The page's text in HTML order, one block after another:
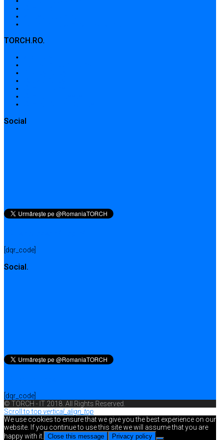
TORCH.RO.
Social
[dqr_code]
Social.
[dqr_code]
© TORCH - IT 2018. All Rights Reserved.
Scroll to top vertical_align_top
We use cookies to ensure that we give you the best experience on our
website. If you continue to use this site we will assume that you are
happy with it. Close this message Privacy policy